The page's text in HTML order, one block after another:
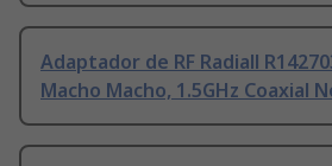
Adaptador de RF Radiall
Macho Macho, 1.5GHz Coaxial